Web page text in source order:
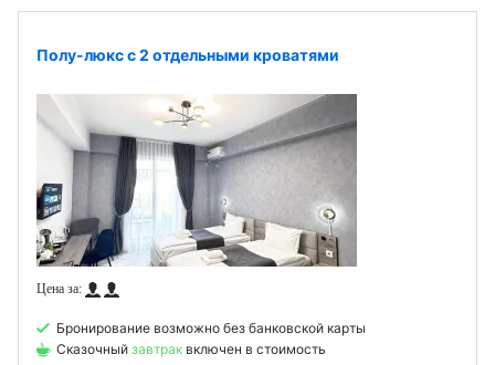
Полу-люкс с 2 отдельными кроватями
Бронирование возможно без банковской карты
Сказочный завтрак включен в стоимость